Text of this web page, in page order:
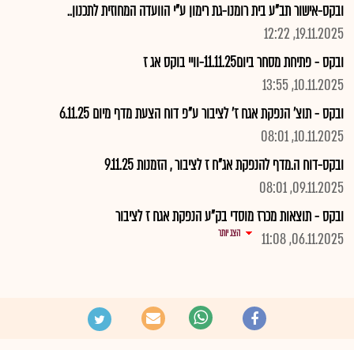
ובקס-אישור תב"ע בית רומנו-גת רימון ע"י הוועדה המחוזית לתכנון..
19.11.2025, 12:22
ובקס - פתיחת מסחר ביום11.11.25-וויי בוקס אג ז
10.11.2025, 13:55
ובקס - תוצ' הנפקת אגח ז' לציבור ע"פ דוח הצעת מדף מיום 6.11.25
10.11.2025, 08:01
ובקס-דוח ה.מדף להנפקת אג"ח ז לציבור , הזמנות 9.11.25
09.11.2025, 08:01
ובקס - תוצאות מכרז מוסדי בק"ע הנפקת אגח ז לציבור
06.11.2025, 11:08
הצג יותר